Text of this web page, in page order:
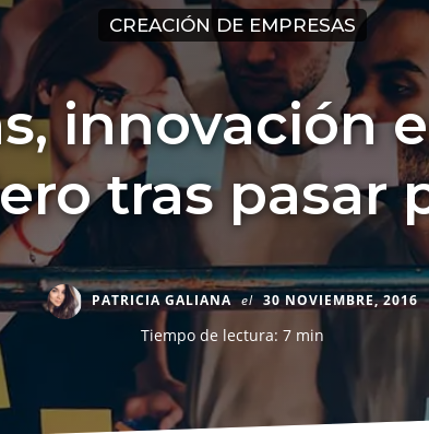
CREACIÓN DE EMPRESAS
innovación
tras pasar
PATRICIA GALIANA el 30 NOVIEMBRE, 2016
Tiempo de lectura: 7 min